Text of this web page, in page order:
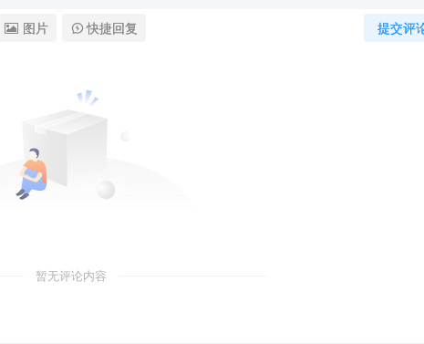
提交评
图片 快捷回复
暂无评论内容